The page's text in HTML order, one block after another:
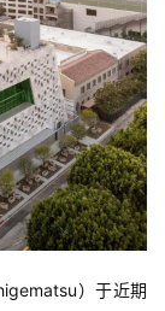
）于近期